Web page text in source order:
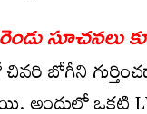
సూచనలు
బోగీని